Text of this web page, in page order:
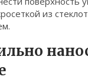
из